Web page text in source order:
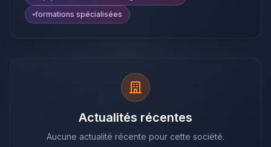
formations spécialisées
Actualités récentes
Aucune actualité récente pour cette société.